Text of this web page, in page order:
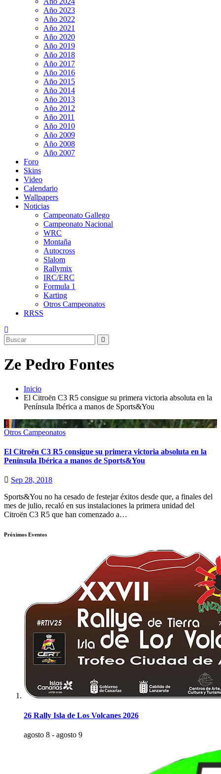
Año 2023
Año 2022
Año 2021
Año 2020
Año 2019
Año 2018
Año 2017
Año 2016
Año 2015
Año 2014
Año 2013
Año 2012
Año 2011
Año 2010
Año 2009
Año 2008
Año 2007
Foro
Skins
Video
Calendario
Wallpapers
Noticias
Campeonato Gallego
Campeonato Nacional
WRC
Montaña
Autocross
Slalom
Rallymix
IRC/ERC
Formula 1
Karting
Otros Campeonatos
RRSS
Ze Pedro Fontes
Inicio
El Citroën C3 R5 consigue su primera victoria absoluta en la
Península Ibérica a manos de Sports&You
Otros Campeonatos
El Citroën C3 R5 consigue su primera victoria absoluta en la
Península Ibérica a manos de Sports&You
Sep 28, 2018
Sports&You no ha cesado de festejar éxitos desde que, a finales del
mes de julio, recaló en sus instalaciones la primera unidad del
Citroën C3 R5 que han comenzado a…
Próximos Eventos
26 Rally Isla de Los Volcanes 2026
agosto 8 - agosto 9